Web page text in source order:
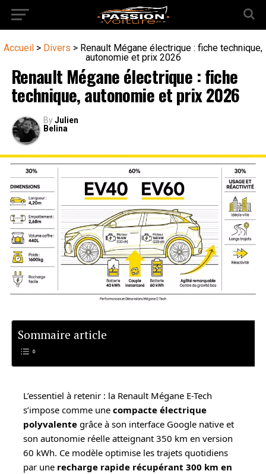
Accueil > Divers > Renault Mégane électrique : fiche technique,
autonomie et prix 2026
Renault Mégane électrique : fiche
technique, autonomie et prix 2026
By Julien
Belina
Sommaire article
L’essentiel à retenir : la Renault Mégane E-Tech
s’impose comme une compacte électrique
polyvalentegrâce à son interface Google native et
son autonomie réelle atteignant 350 km en version
60 kWh. Ce modèle optimise les trajets quotidiens
par une recharge rapide récupérant 300 km en